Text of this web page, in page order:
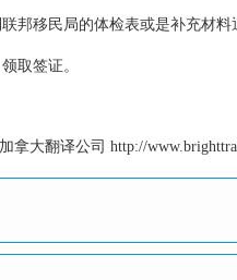
移民局的体检表或是补充材料
取签证。
拿大翻译公司 http://